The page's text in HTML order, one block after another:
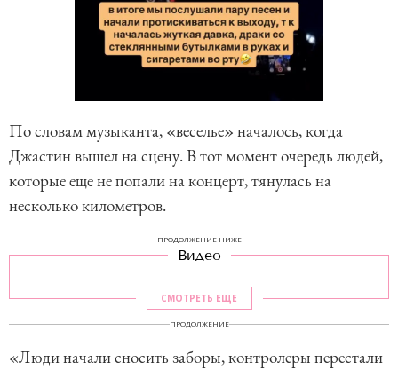
По словам музыканта, «веселье» началось, когда
Джастин вышел на сцену. В тот момент очередь людей,
которые еще не попали на концерт, тянулась на
несколько километров.
ПРОДОЛЖЕНИЕ НИЖЕ
Видео
СМОТРЕТЬ ЕЩЕ
ПРОДОЛЖЕНИЕ
«Люди начали сносить заборы, контролеры перестали